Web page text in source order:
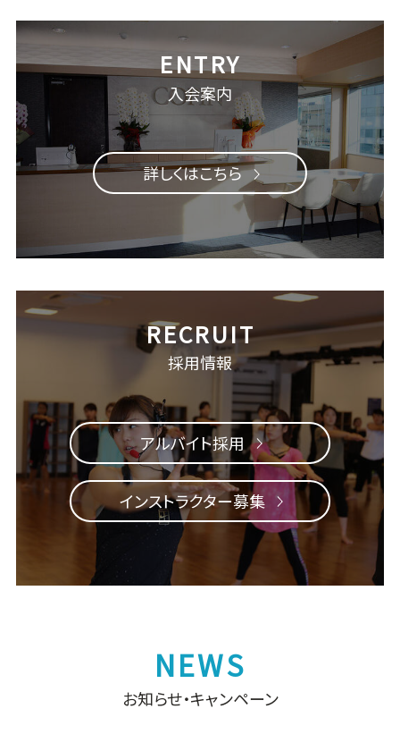
入会案内
詳しくはこちら
採用情報
アルバイト採用
インストラクター募集
お知らせ・キャンペーン